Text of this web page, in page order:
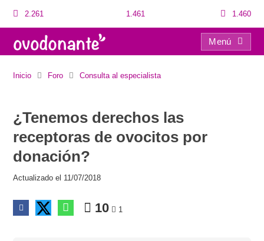
2.261 1.461 1.460
Menú
Inicio Foro Consulta al especialista
¿Tenemos derechos las
receptoras de ovocitos por
donación?
Actualizado el 11/07/2018
10 1